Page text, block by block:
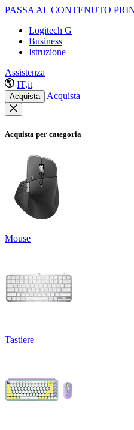
PASSA AL CONTENUTO
Logitech G
Business
Istruzione
Assistenza
IT,it
Acquista Acquista
Acquista per categoria
Mouse
Tastiere